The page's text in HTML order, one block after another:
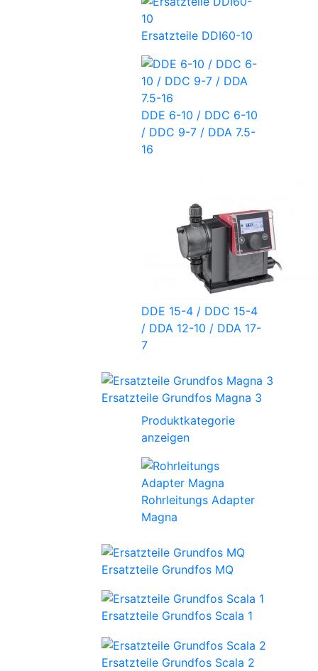
Ersatzteile DDI60-10
DDE 6-10 / DDC 6-10
/ DDC 9-7 / DDA 7.5-
16
DDE 15-4 / DDC 15-4
/ DDA 12-10 / DDA 17-
7
Ersatzteile Grundfos Magna 3
Produktkategorie
anzeigen
Rohrleitungs Adapter
Magna
Ersatzteile Grundfos MQ
Ersatzteile Grundfos Scala 1
Ersatzteile Grundfos Scala 2